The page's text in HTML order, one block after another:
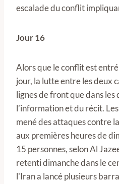
escalade du conflit
Jour 16
Alors que le conflit est
jour, la lutte entre les deux
lignes de front que dans les
l’information et du récit.
mené des attaques contre
aux premières heures de
15 personnes, selon Al
retenti dimanche dans le
l'Iran a lancé plusieurs